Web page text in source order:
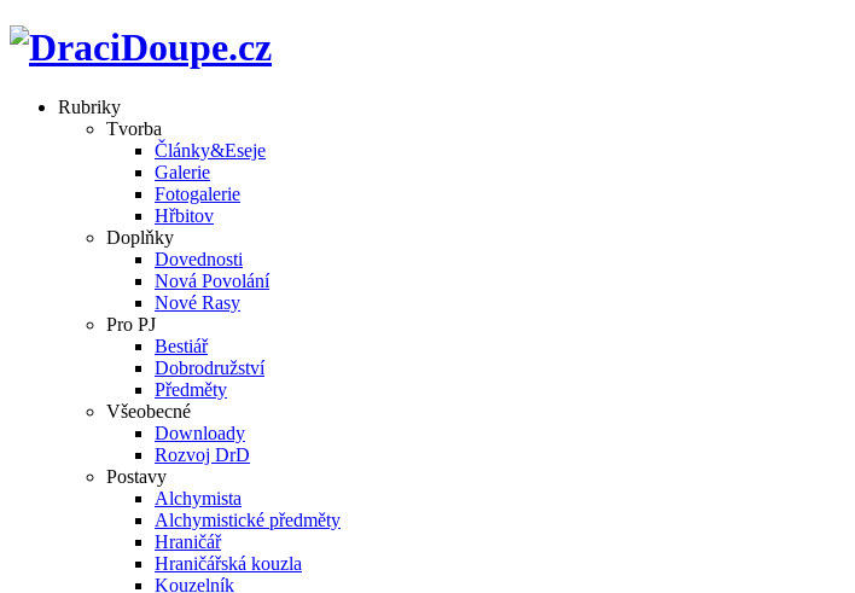
Rubriky
Tvorba
Články&Eseje
Galerie
Fotogalerie
Hřbitov
Doplňky
Dovednosti
Nová Povolání
Nové Rasy
Pro PJ
Bestiář
Dobrodružství
Předměty
Všeobecné
Downloady
Rozvoj DrD
Postavy
Alchymista
Alchymistické předměty
Hraničář
Hraničářská kouzla
Kouzelník